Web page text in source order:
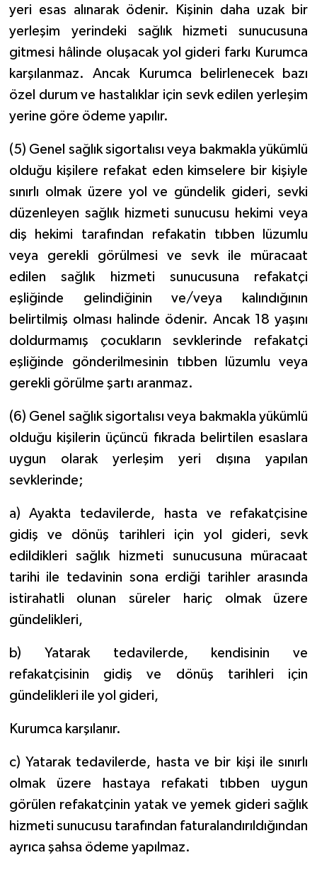
yeri esas alınarak ödenir. Kişinin daha uzak bir
yerleşim yerindeki sağlık hizmeti sunucusuna
gitmesi hâlinde oluşacak yol gideri farkı Kurumca
karşılanmaz. Ancak Kurumca belirlenecek bazı
özel durum ve hastalıklar için sevk edilen yerleşim
yerine göre ödeme yapılır.
(5) Genel sağlık sigortalısı veya bakmakla yükümlü
olduğu kişilere refakat eden kimselere bir kişiyle
sınırlı olmak üzere yol ve gündelik gideri, sevki
düzenleyen sağlık hizmeti sunucusu hekimi veya
diş hekimi tarafından refakatin tıbben lüzumlu
veya gerekli görülmesi ve sevk ile müracaat
edilen sağlık hizmeti sunucusuna refakatçi
eşliğinde gelindiğinin ve/veya kalındığının
belirtilmiş olması halinde ödenir. Ancak 18 yaşını
doldurmamış çocukların sevklerinde refakatçi
eşliğinde gönderilmesinin tıbben lüzumlu veya
gerekli görülme şartı aranmaz.
(6) Genel sağlık sigortalısı veya bakmakla yükümlü
olduğu kişilerin üçüncü fıkrada belirtilen esaslara
uygun olarak yerleşim yeri dışına yapılan
sevklerinde;
a) Ayakta tedavilerde, hasta ve refakatçisine
gidiş ve dönüş tarihleri için yol gideri, sevk
edildikleri sağlık hizmeti sunucusuna müracaat
tarihi ile tedavinin sona erdiği tarihler arasında
istirahatli olunan süreler hariç olmak üzere
gündelikleri,
b) Yatarak tedavilerde, kendisinin ve
refakatçisinin gidiş ve dönüş tarihleri için
gündelikleri ile yol gideri,
Kurumca karşılanır.
c) Yatarak tedavilerde, hasta ve bir kişi ile sınırlı
olmak üzere hastaya refakati tıbben uygun
görülen refakatçinin yatak ve yemek gideri sağlık
hizmeti sunucusu tarafından faturalandırıldığından
ayrıca şahsa ödeme yapılmaz.